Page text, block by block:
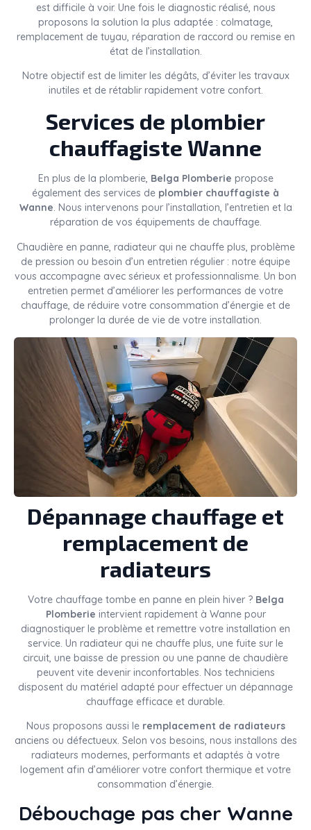
est difficile à voir. Une fois le diagnostic réalisé, nous
proposons la solution la plus adaptée : colmatage,
remplacement de tuyau, réparation de raccord ou remise en
état de l’installation.
Notre objectif est de limiter les dégâts, d’éviter les travaux
inutiles et de rétablir rapidement votre confort.
Services de plombier
chauffagiste Wanne
En plus de la plomberie, Belga Plomberie propose
également des services de plombier chauffagiste à
Wanne. Nous intervenons pour l’installation, l’entretien et la
réparation de vos équipements de chauffage.
Chaudière en panne, radiateur qui ne chauffe plus, problème
de pression ou besoin d’un entretien régulier : notre équipe
vous accompagne avec sérieux et professionnalisme. Un bon
entretien permet d’améliorer les performances de votre
chauffage, de réduire votre consommation d’énergie et de
prolonger la durée de vie de votre installation.
Dépannage chauffage et
remplacement de
radiateurs
Votre chauffage tombe en panne en plein hiver ? Belga
Plomberie intervient rapidement à Wanne pour
diagnostiquer le problème et remettre votre installation en
service. Un radiateur qui ne chauffe plus, une fuite sur le
circuit, une baisse de pression ou une panne de chaudière
peuvent vite devenir inconfortables. Nos techniciens
disposent du matériel adapté pour effectuer un dépannage
chauffage efficace et durable.
Nous proposons aussi le remplacement de radiateurs
anciens ou défectueux. Selon vos besoins, nous installons des
radiateurs modernes, performants et adaptés à votre
logement afin d’améliorer votre confort thermique et votre
consommation d’énergie.
Débouchage pas cher Wanne